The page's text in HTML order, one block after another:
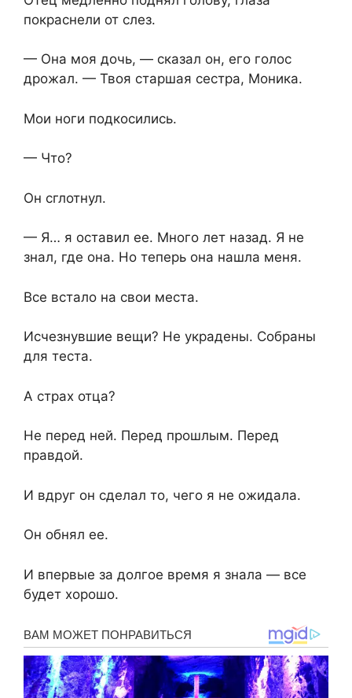
покраснели от слез.
— Она моя дочь, — сказал он, его голос
дрожал. — Твоя старшая сестра, Моника.
Мои ноги подкосились.
— Что?
Он сглотнул.
— Я… я оставил ее. Много лет назад. Я не
знал, где она. Но теперь она нашла меня.
Все встало на свои места.
Исчезнувшие вещи? Не украдены. Собраны
для теста.
А страх отца?
Не перед ней. Перед прошлым. Перед
правдой.
И вдруг он сделал то, чего я не ожидала.
Он обнял ее.
И впервые за долгое время я знала — все
будет хорошо.